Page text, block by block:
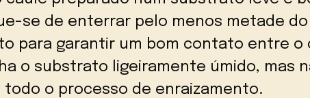
se de enterrar pelo menos metade
para garantir um bom contato entre o
o substrato ligeiramente úmido, mas
o processo de enraizamento.